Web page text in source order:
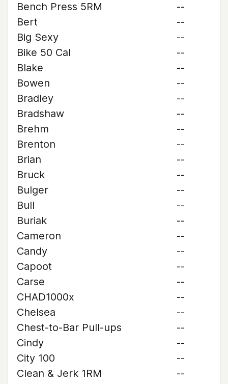
Bench Press 5RM
--
Bert
--
Big Sexy
--
Bike 50 Cal
--
Blake
--
Bowen
--
Bradley
--
Bradshaw
--
Brehm
--
Brenton
--
Brian
--
Bruck
--
Bulger
--
Bull
--
Buriak
--
Cameron
--
Candy
--
Capoot
--
Carse
--
CHAD1000x
--
Chelsea
--
Chest-to-Bar Pull-ups
--
Cindy
--
City 100
--
Clean & Jerk 1RM
--